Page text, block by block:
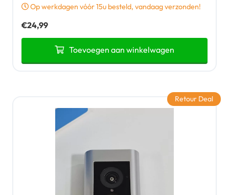
Op werkdagen vóór 15u besteld, vandaag verzonden!
€24,99
Toevoegen aan winkelwagen
Retour Deal